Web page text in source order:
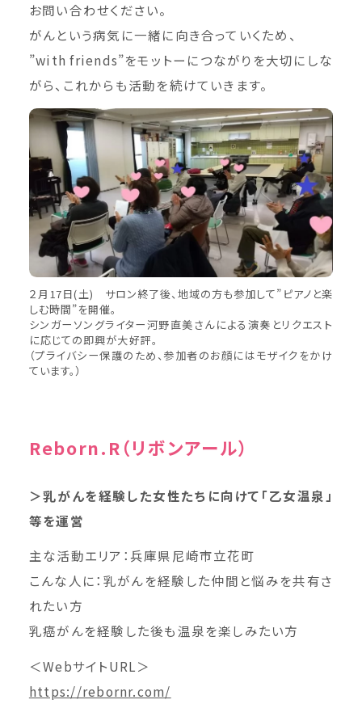
お問い合わせください。
がんという病気に一緒に向き合っていくため、
”with friends”をモットーにつながりを大切にしな
がら、これからも活動を続けていきます。
２月17日(土) サロン終了後、地域の方も参加して”ピアノと楽
しむ時間”を開催。
シンガーソングライター河野直美さんによる演奏とリクエスト
に応じての即興が大好評。
（プライバシー保護のため、参加者のお顔にはモザイクをかけ
ています。）
Reborn.R（リボンアール）
＞乳がんを経験した女性たちに向けて「乙女温泉」
等を運営
主な活動エリア：兵庫県尼崎市立花町
こんな人に：乳がんを経験した仲間と悩みを共有さ
れたい方
乳癌がんを経験した後も温泉を楽しみたい方
＜WebサイトURL＞
https://rebornr.com/